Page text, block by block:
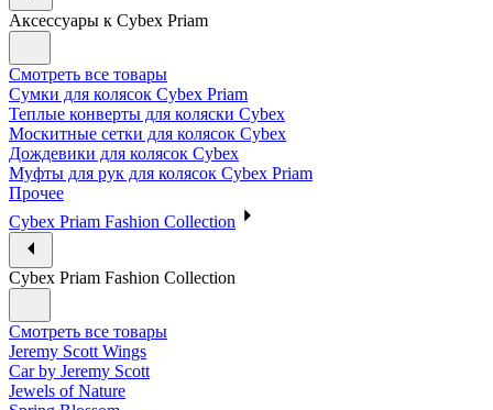
Аксессуары к Cybex Priam
Смотреть все товары
Сумки для колясок Cybex Priam
Теплые конверты для коляски Cybex
Москитные сетки для колясок Cybex
Дождевики для колясок Cybex
Муфты для рук для колясок Cybex Priam
Прочее
Cybex Priam Fashion Collection
Cybex Priam Fashion Collection
Смотреть все товары
Jeremy Scott Wings
Car by Jeremy Scott
Jewels of Nature